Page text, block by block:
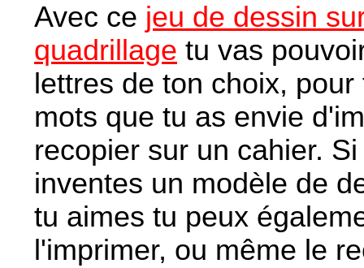
Avec ce jeu de dessin
quadrillage tu vas
lettres de ton choix,
mots que tu as envie
recopier sur un cahier.
inventes un modèle de
tu aimes tu peux
l'imprimer, ou même le